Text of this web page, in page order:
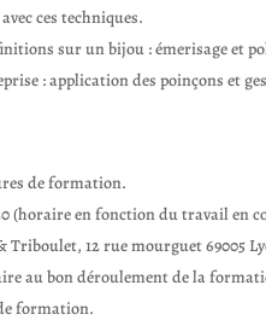
ces techniques.
sur un bijou : émerisage et
: application des poinçons et
de formation.
(horaire en fonction du travail en
Triboulet, 12 rue mourguet 69005
au bon déroulement de la
formation.